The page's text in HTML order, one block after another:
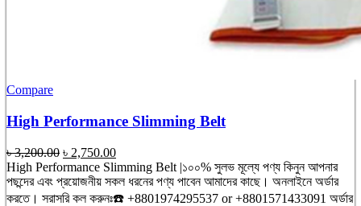
Compare
High Performance Slimming Belt
৳3,200.00 Original
price
was:
৳ 3,200.00.
৳ 2,750.00Current
price
is:
৳ 2,750.00.
High Performance Slimming Belt |১০০% সুলভ মূল্যে পণ্য কিনুন আপনার
পছন্দের এবং প্রয়োজনীয় সকল ধরনের পণ্য পাবেন আমাদের কাছে। অনলাইনে অর্ডার
করতে। সরাসরি কল করুনঃ☎️ +8801974295537 or +8801571433091 অর্ডার